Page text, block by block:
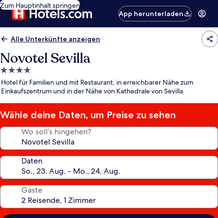
Zum Hauptinhalt springen
App herunterladen
Alle Unterkünfte anzeigen
Novotel Sevilla
4.0-
Sterne-
Unterkunft
Hotel für Familien und mit Restaurant, in erreichbarer Nähe zum
Einkaufszentrum und in der Nähe von Kathedrale von Sevilla
Wähle deine Daten, um Preise zu sehen
Wo soll’s hingehen?
Daten
Gäste